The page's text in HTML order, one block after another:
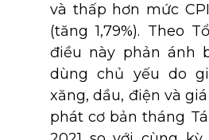
và thấp hơn mức
(tăng 1,79%). Theo
điều này phản ánh
dùng chủ yếu do
xăng, dầu, điện và
phát cơ bản tháng